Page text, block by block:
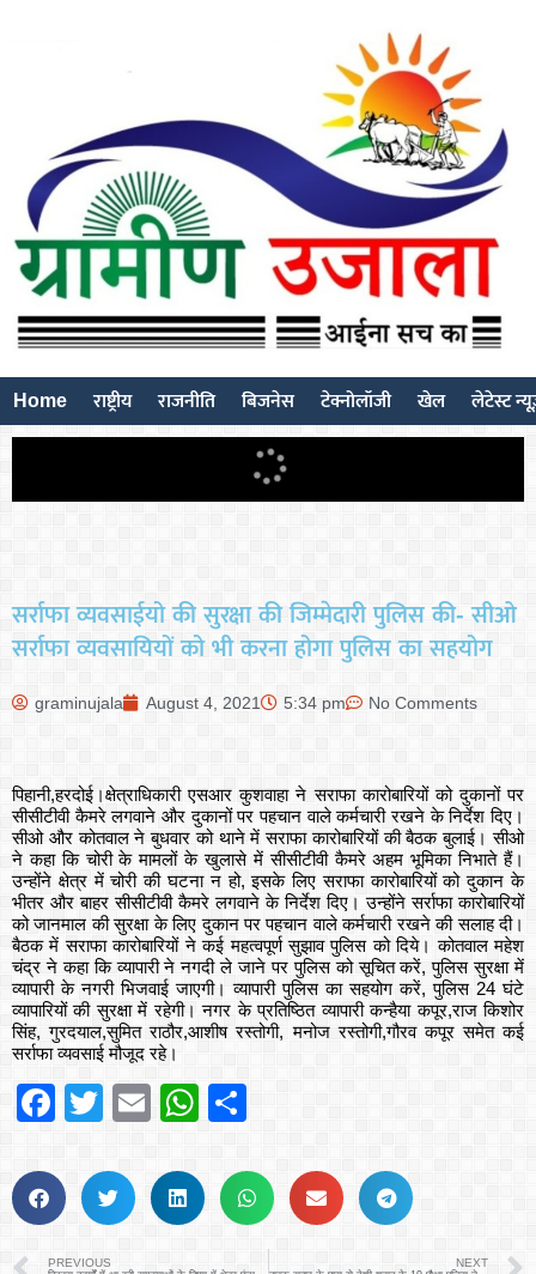
Home राष्ट्रीय राजनीति बिजनेस टेक्नोलॉजी खेल लेटेस्ट
सर्राफा व्यवसाईयो की सुरक्षा की जिम्मेदारी पुलिस की- सीओ
सर्राफा व्यवसायियों को भी करना होगा पुलिस का सहयोग
graminujala August 4, 2021 5:34 pm No Comments
पिहानी,हरदोई।क्षेत्राधिकारी एसआर कुशवाहा ने सराफा कारोबारियों को दुकानों पर
सीसीटीवी कैमरे लगवाने और दुकानों पर पहचान वाले कर्मचारी रखने के निर्देश दिए।
सीओ और कोतवाल ने बुधवार को थाने में सराफा कारोबारियों की बैठक बुलाई। सीओ
ने कहा कि चोरी के मामलों के खुलासे में सीसीटीवी कैमरे अहम भूमिका निभाते हैं।
उन्होंने क्षेत्र में चोरी की घटना न हो, इसके लिए सराफा कारोबारियों को दुकान के
भीतर और बाहर सीसीटीवी कैमरे लगवाने के निर्देश दिए। उन्होंने सर्राफा कारोबारियों
को जानमाल की सुरक्षा के लिए दुकान पर पहचान वाले कर्मचारी रखने की सलाह दी।
बैठक में सराफा कारोबारियों ने कई महत्वपूर्ण सुझाव पुलिस को दिये। कोतवाल महेश
चंद्र ने कहा कि व्यापारी ने नगदी ले जाने पर पुलिस को सूचित करें, पुलिस सुरक्षा में
व्यापारी के नगरी भिजवाई जाएगी। व्यापारी पुलिस का सहयोग करें, पुलिस 24 घंटे
व्यापारियों की सुरक्षा में रहेगी। नगर के प्रतिष्ठित व्यापारी कन्हैया कपूर,राज किशोर
सिंह, गुरदयाल,सुमित राठौर,आशीष रस्तोगी, मनोज रस्तोगी,गौरव कपूर समेत कई
सर्राफा व्यवसाई मौजूद रहे।
Facebook
Twitter
EmailWhatsApp
PREVIOUS NEXT